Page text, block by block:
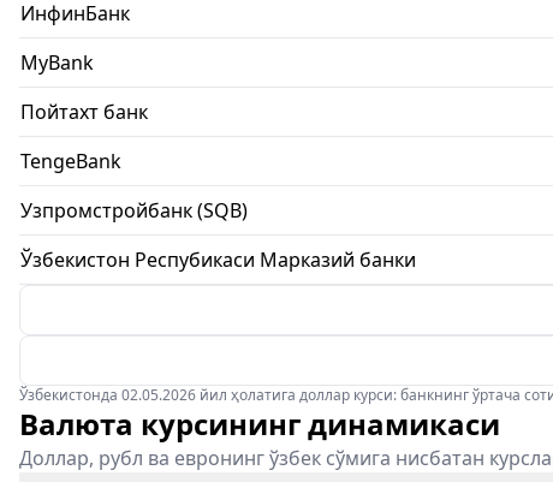
ИнфинБанк
MyBank
Пойтахт банк
TengeBank
Узпромстройбанк (SQB)
Ўзбекистон Респубикаси Марказий банки
Ўзбекистонда 02.05.2026 йил ҳолатига доллар курси: банкнинг ўртача
Валюта курсининг динамикаси
Доллар, рубл ва евронинг ўзбек сўмига нисбатан